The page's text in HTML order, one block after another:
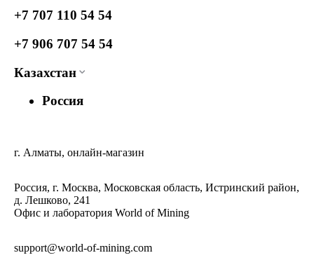
+7 707 110 54 54
+7 906 707 54 54
Казахстан
Россия
г. Алматы, онлайн-магазин
Россия, г. Москва, Московская область, Истринский район,
д. Лешково, 241
Офис и лаборатория World of Mining
support@world-of-mining.com